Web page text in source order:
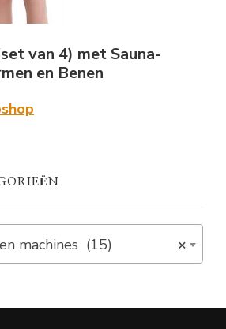
van 4) met Sauna-
en Benen
×
machines (15)